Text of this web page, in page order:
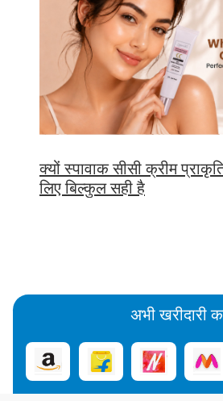
क्यों स्पावाक सीसी क्रीम
लिए बिल्कुल सही है
अभी खरीदारी